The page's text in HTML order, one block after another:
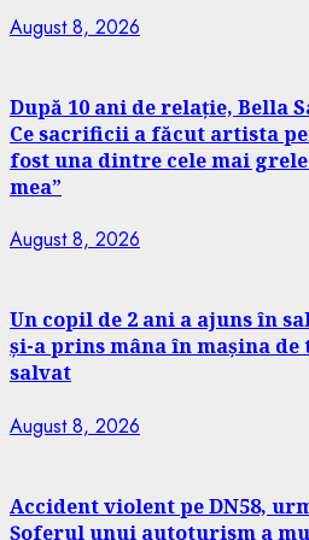
August 8, 2026
După 10 ani de relație, Bella
Ce sacrificii a făcut artista
fost una dintre cele mai
mea”
August 8, 2026
Un copil de 2 ani a ajuns în
și-a prins mâna în mașina de
salvat
August 8, 2026
Accident violent pe DN58,
Șoferul unui autoturism a